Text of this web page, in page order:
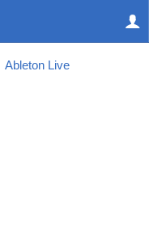
Ableton Live